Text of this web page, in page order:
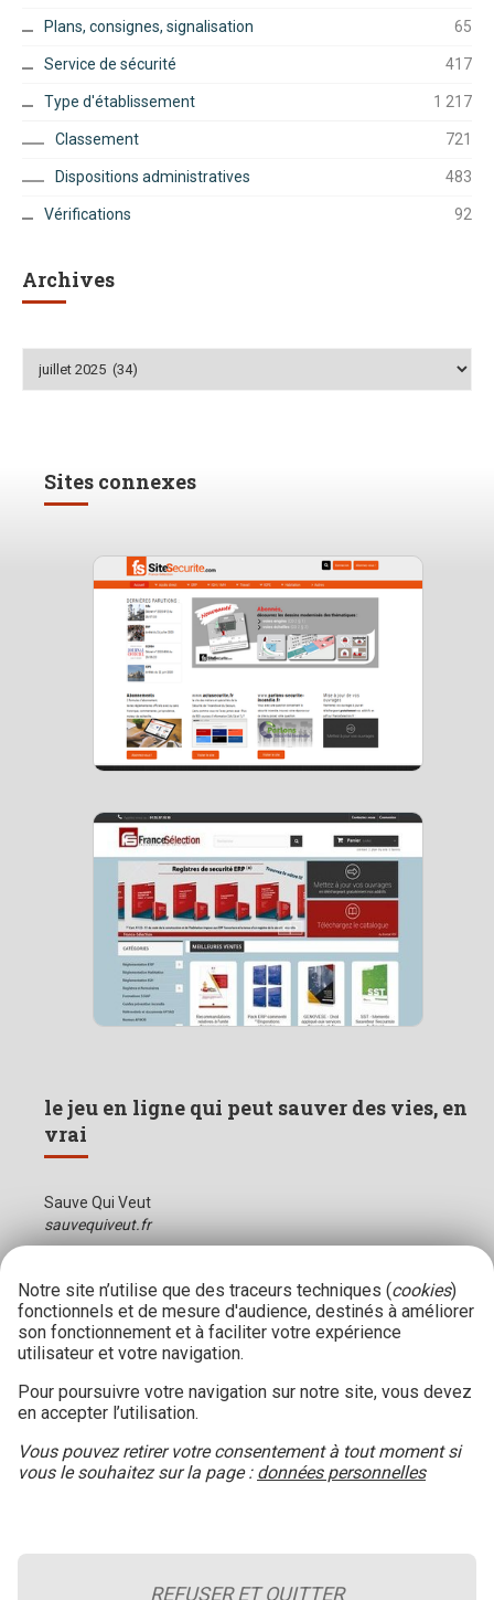
Plans, consignes, signalisation 65
Service de sécurité 417
Type d'établissement 1 217
Classement 721
Dispositions administratives 483
Vérifications 92
Archives
Archives
Sites connexes
le jeu en ligne qui peut sauver des vies, en
vrai
Sauve Qui Veut
sauvequiveut.fr
Notre site n’utilise que des traceurs techniques (cookies)
fonctionnels et de mesure d'audience, destinés à améliorer
son fonctionnement et à faciliter votre expérience
utilisateur et votre navigation.
Pour poursuivre votre navigation sur notre site, vous devez
en accepter l’utilisation.
Vous pouvez retirer votre consentement à tout moment si
vous le souhaitez sur la page : données personnelles
REFUSER ET QUITTER